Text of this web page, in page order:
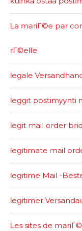
La mariГ©e par
rГ©elle
legale
leggit postimyynti
legit mail order
legitimate mail
legitime Mail -
legitimer
Les sites de